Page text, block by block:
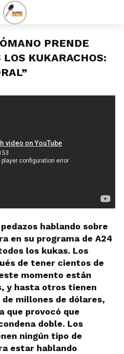
PRENDE
LOS KUKARACHOS:
hablando sobre
en su programa de A24
los kukas. Los
de tener cientos de
momento están
y hasta otros tienen
millones de dólares,
que provocó que
doble. Los
ningún tipo de
estar hablando